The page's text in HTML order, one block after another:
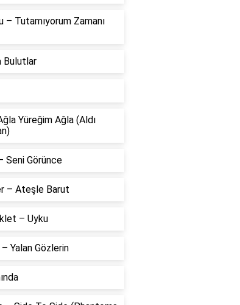
– Tutamıyorum Zamanı
Bulutlar
Yüreğim Ağla (Aldı
Seni Görünce
– Ateşle Barut
– Uyku
Yalan Gözlerin